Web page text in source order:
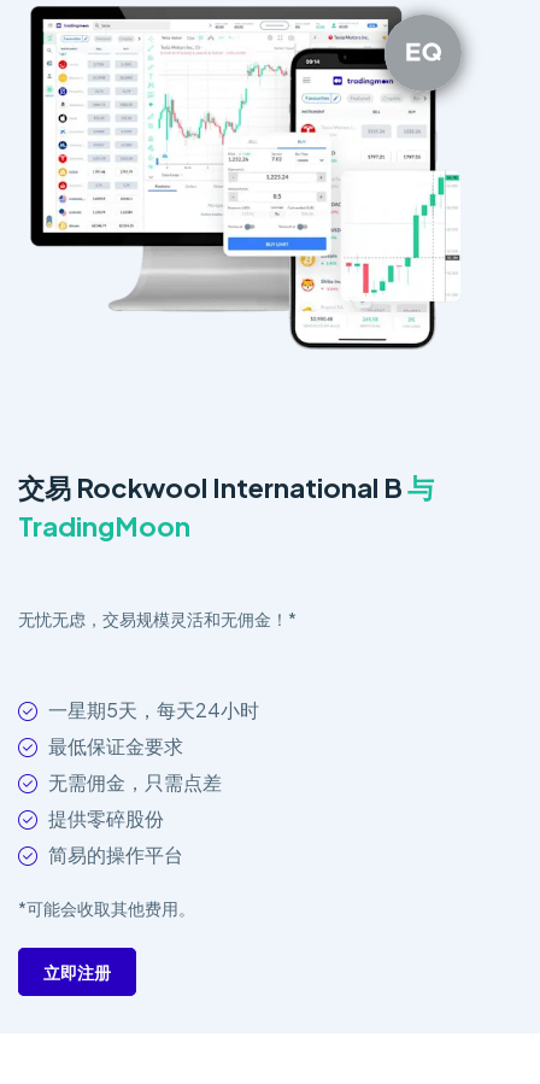
交易 Rockwool International B与
TradingMoon
无忧无虑，交易规模灵活和无佣金！*
一星期5天，每天24小时
最低保证金要求
无需佣金，只需点差
提供零碎股份
简易的操作平台
*可能会收取其他费用。
立即注册